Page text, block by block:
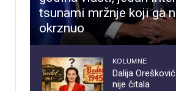
tsunami mržnje koji ga
okrznuo
KOLUMNE
Dalija
nije čitala